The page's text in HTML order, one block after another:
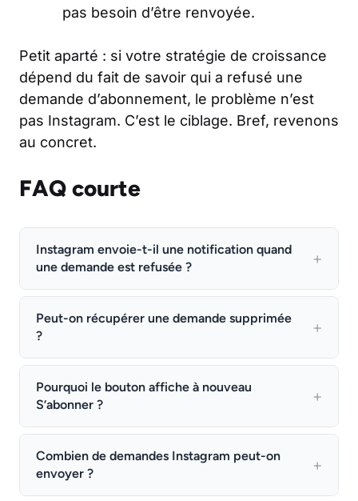
pas besoin d’être renvoyée.
Petit aparté : si votre stratégie de croissance
dépend du fait de savoir qui a refusé une
demande d’abonnement, le problème n’est
pas Instagram. C’est le ciblage. Bref, revenons
au concret.
FAQ courte
Instagram envoie-t-il une notification quand
une demande est refusée ?
Peut-on récupérer une demande supprimée
?
Pourquoi le bouton affiche à nouveau
S’abonner ?
Combien de demandes Instagram peut-on
envoyer ?